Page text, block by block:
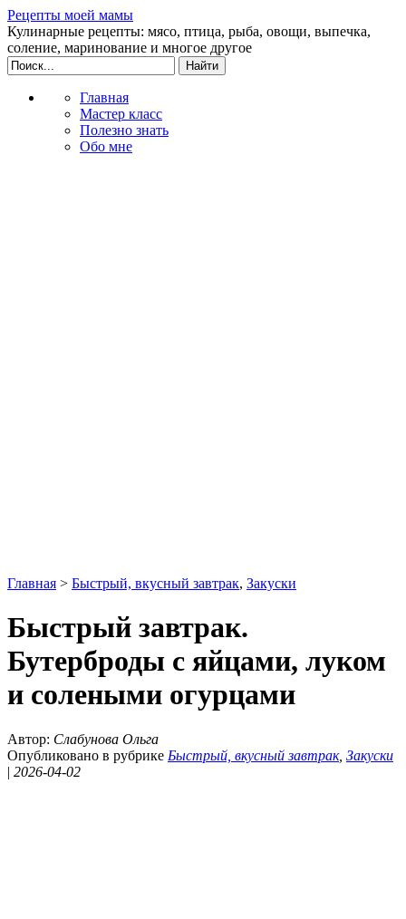
Рецепты моей мамы
Кулинарные рецепты: мясо, птица, рыба, овощи, выпечка,
соление, маринование и многое другое
Главная
Мастер класс
Полезно знать
Обо мне
Главная > Быстрый, вкусный завтрак, Закуски
Быстрый завтрак.
Бутерброды с яйцами, луком
и солеными огурцами
Автор: Слабунова Ольга
Опубликовано в рубрике Быстрый, вкусный завтрак, Закуски
| 2026-04-02